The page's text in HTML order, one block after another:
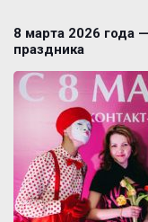
8 марта 2026 года
праздника